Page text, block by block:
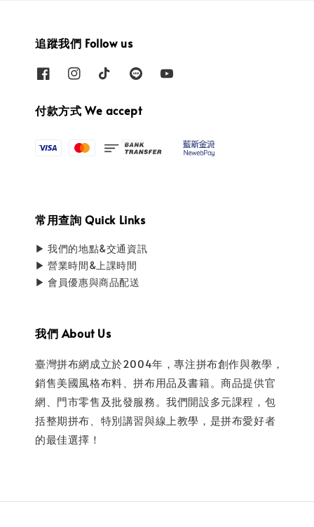
追蹤我們 Follow us
付款方式 We accept
常用查詢 Quick Links
▶ 我們的地點&交通資訊
▶ 營業時間&上課時間
▶ 會員優惠與商品配送
我們 About Us
臺灣拼布網成立於2004年，專注拼布創作與教學，
銷售美國風格布料、拼布用品及書籍。商品提供官
網、門市零售及批發服務。我們開設多元課程，包
括整期拼布、特別講習與線上教學，是拼布愛好者
的最佳選擇！